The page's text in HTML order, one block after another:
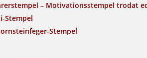
– Motivationsstempel trodat
Stempel
Stempel